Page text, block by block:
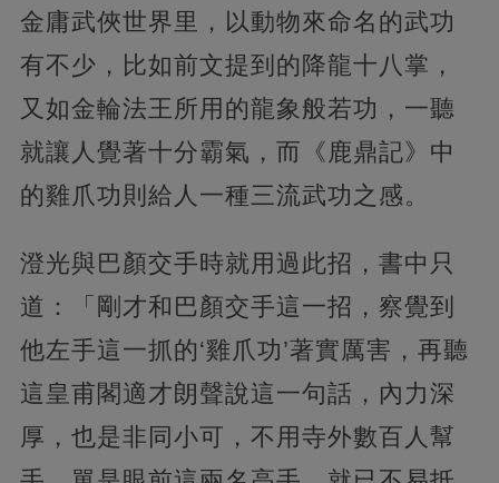
金庸武俠世界里，以動物來命名的武功
有不少，比如前文提到的降龍十八掌，
又如金輪法王所用的龍象般若功，一聽
就讓人覺著十分霸氣，而《鹿鼎記》中
的雞爪功則給人一種三流武功之感。
澄光與巴顏交手時就用過此招，書中只
道：「剛才和巴顏交手這一招，察覺到
他左手這一抓的‘雞爪功’著實厲害，再聽
這皇甫閣適才朗聲說這一句話，內力深
厚，也是非同小可，不用寺外數百人幫